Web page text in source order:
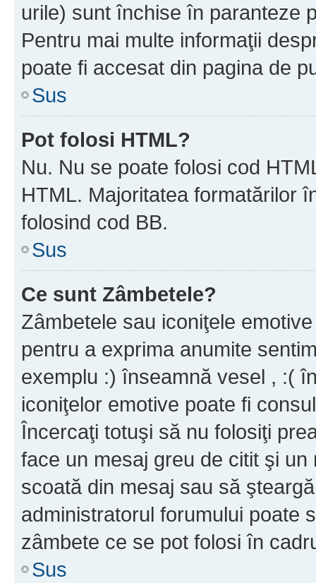
urile) sunt închise în paranteze
Pentru mai multe informaţii
poate fi accesat din pagina de
Sus
Pot folosi HTML?
Nu. Nu se poate folosi cod
HTML. Majoritatea formatărilor
folosind cod BB.
Sus
Ce sunt Zâmbetele?
Zâmbetele sau iconiţele
pentru a exprima anumite
exemplu :) înseamnă vesel , :(
iconiţelor emotive poate fi
Încercaţi totuşi să nu folosiţi
face un mesaj greu de citit şi
scoată din mesaj sau să
administratorul forumului poate
zâmbete ce se pot folosi în
Sus